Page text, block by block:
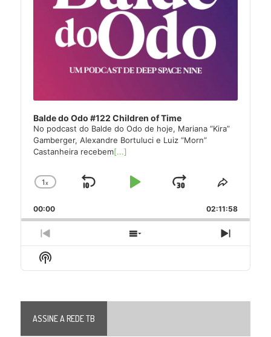
Balde do Odo #122 Children of Time
No podcast do Balde do Odo de hoje, Mariana “Kira”
Gamberger, Alexandre Bortuluci e Luiz “Morn”
Castanheira recebem[...]
Change
Rate
1x
Skip
Play
Jump
Forward
Share
Episode
00:00 02:11:58
Previous
Episode
Show
Episodes
Next
Episode
Show
Podcast
ASSINE A REDE TB